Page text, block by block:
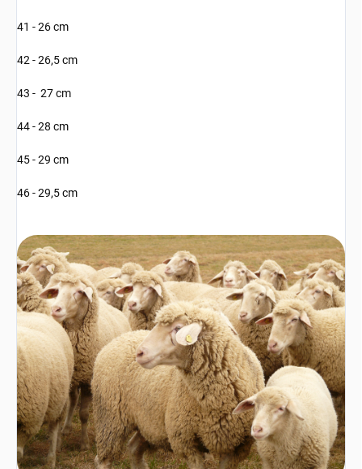
41 - 26 cm
42 - 26,5 cm
43 - 27 cm
44 - 28 cm
45 - 29 cm
46 - 29,5 cm